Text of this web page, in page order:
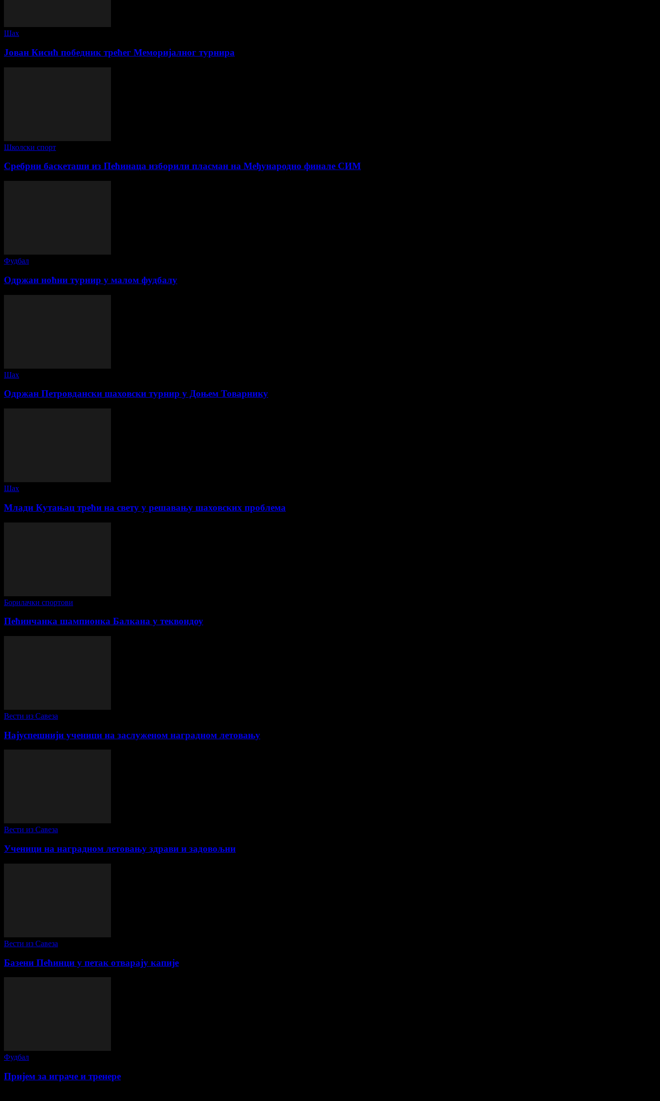
Шах
Јован Кисић победник трећег Меморијалног турнира
Школски спорт
Сребрни баскеташи из Пећинаца изборили пласман на Међународно финале СИМ
Фудбал
Одржан ноћни турнир у малом фудбалу
Шах
Одржан Петровдански шаховски турнир у Доњем Товарнику
Шах
Млади Кутањац трећи на свету у решавању шаховских проблема
Борилачки спортови
Пећинчанка шампионка Балкана у теквондоу
Вести из Савеза
Најуспешнији ученици на заслуженом наградном летовању
Вести из Савеза
Ученици на наградном летовању здрави и задовољни
Вести из Савеза
Базени Пећинци у петак отварају капије
Фудбал
Пријем за играче и тренере